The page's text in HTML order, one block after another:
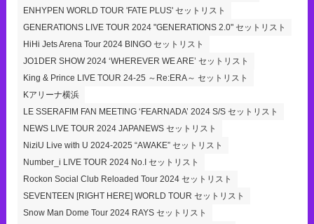
ENHYPEN WORLD TOUR 'FATE PLUS' セットリスト
GENERATIONS LIVE TOUR 2024 "GENERATIONS 2.0" セットリスト
HiHi Jets Arena Tour 2024 BINGO セットリスト
JO1DER SHOW 2024 ‘WHEREVER WE ARE’ セットリスト
King & Prince LIVE TOUR 24-25 ～Re:ERA～ セットリスト
Kアリーナ横浜
LE SSERAFIM FAN MEETING ‘FEARNADA’ 2024 S/S セットリスト
NEWS LIVE TOUR 2024 JAPANEWS セットリスト
NiziU Live with U 2024-2025 “AWAKE” セットリスト
Number_i LIVE TOUR 2024 No.I セットリスト
Rockon Social Club Reloaded Tour 2024 セットリスト
SEVENTEEN [RIGHT HERE] WORLD TOUR セットリスト
Snow Man Dome Tour 2024 RAYS セットリスト